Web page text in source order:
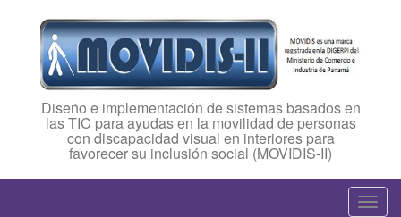
Diseño e implementación de sistemas basados en
las TIC para ayudas en la movilidad de personas
con discapacidad visual en interiores para
favorecer su inclusión social (MOVIDIS-II)
T